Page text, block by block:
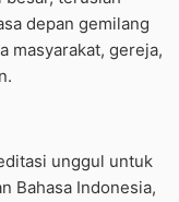
depan gemilang
masyarakat, gereja,
unggul untuk
Bahasa Indonesia,